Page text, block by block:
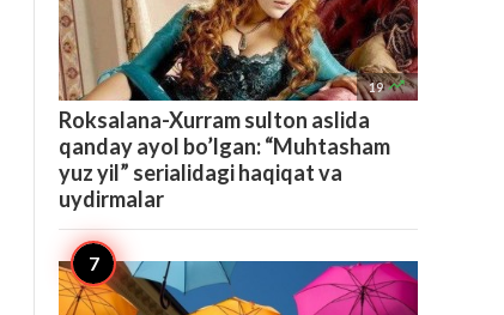
19 
Roksalana-Xurram sulton aslida
qanday ayol bo’lgan: “Muhtasham
yuz yil” serialidagi haqiqat va
uydirmalar